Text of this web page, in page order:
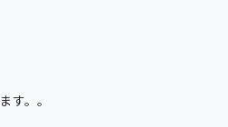
す。。